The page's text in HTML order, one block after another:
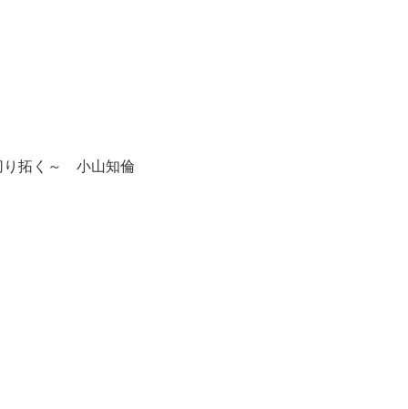
り拓く～ 小山知倫